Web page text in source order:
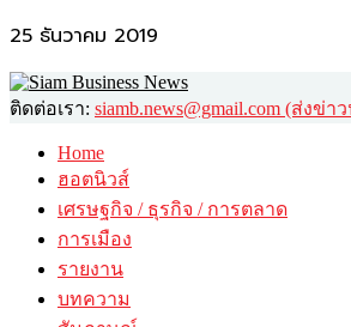
25 ธันวาคม 2019
ติดต่อเรา: siamb.news@gmail.com (ส่ง
Home
ฮอตนิวส์
เศรษฐกิจ / ธุรกิจ / การตลาด
การเมือง
รายงาน
บทความ